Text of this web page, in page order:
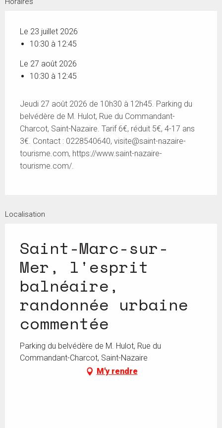
Le 23 juillet 2026
10:30 à 12:45
Le 27 août 2026
10:30 à 12:45
Jeudi 27 août 2026 de 10h30 à 12h45. Parking du
belvédère de M. Hulot, Rue du Commandant-
Charcot, Saint-Nazaire. Tarif 6€, réduit 5€, 4-17 ans
3€. Contact : 0228540640, visite@saint-nazaire-
tourisme.com, https://www.saint-nazaire-
tourisme.com/.
Localisation
Saint-Marc-sur-
Mer, l'esprit
balnéaire,
randonnée urbaine
commentée
Parking du belvédère de M. Hulot, Rue du
Commandant-Charcot, Saint-Nazaire
M'y rendre